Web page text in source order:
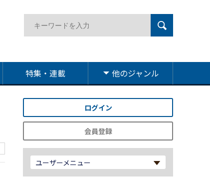
特集・連載 他のジャンル
ログイン
会員登録
ユーザーメニュー